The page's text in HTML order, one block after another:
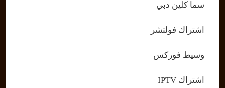
سما كلين دبي
اشتراك فولتشر
وسيط فوركس
اشتراك IPTV